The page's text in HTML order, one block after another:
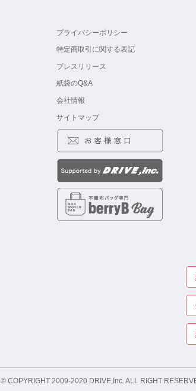
プライバシーポリシー
特定商取引に関する表記
プレスリリース
紙袋のQ&A
会社情報
サイトマップ
© COPYRIGHT 2009-2020 DRIVE,Inc. ALL RIGHT